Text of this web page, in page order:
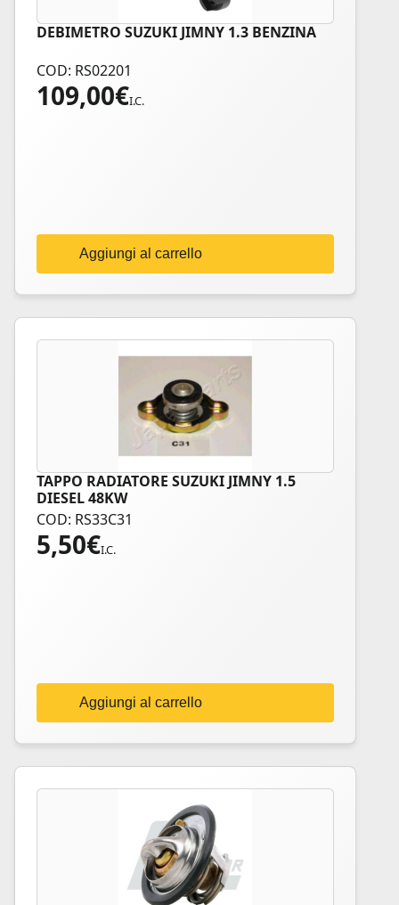
DEBIMETRO SUZUKI JIMNY 1.3 BENZINA
COD: RS02201
109,00€I.C.
Aggiungi al carrello
TAPPO RADIATORE SUZUKI JIMNY 1.5
DIESEL 48KW
COD: RS33C31
5,50€I.C.
Aggiungi al carrello